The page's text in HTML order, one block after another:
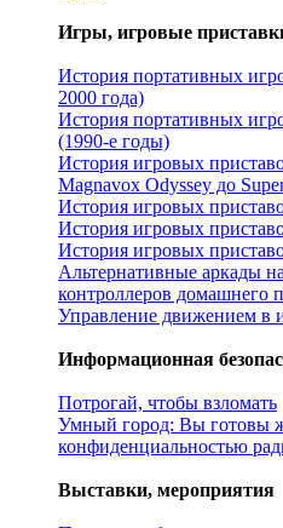
Игры, игровые
История портативных
2000 года)
История портативных
(1990-е годы)
История игровых
Magnavox Odyssey до
История игровых
История игровых
История игровых
Альтернативные аркады
контроллеров домашнего
Управление движением в
Информационная
Потрогай, чтобы взломать
Умный город: Вы готовы
конфиденциальностью
Выставки, мероприятия